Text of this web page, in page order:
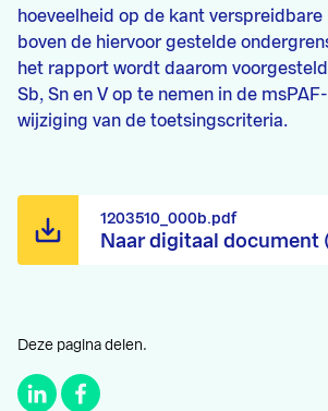
hoeveelheid op de kant
boven de hiervoor gestelde
het rapport wordt daarom
Sb, Sn en V op te nemen in de
wijziging van de toetsingscriteria.
Naar digitaal document
1203510_000b.pdf
Deze pagina delen.